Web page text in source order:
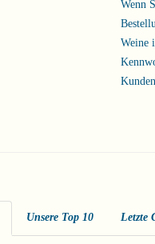
Wenn
Weine
Unsere Top 10 Letzte